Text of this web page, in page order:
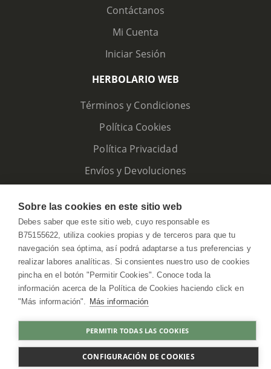
AGOTADO
Contáctanos
Mi Cuenta
Iniciar Sesión
HERBOLARIO WEB
Términos y Condiciones
Política Cookies
Política Privacidad
Envíos y Devoluciones
HerbolarioWeb © 2026. All Rights Reserved
Sobre las cookies en este sitio web
Debes saber que este sitio web, cuyo responsable es
B75155622, utiliza cookies propias y de terceros para que tu
navegación sea óptima, así podrá adaptarse a tus preferencias y
realizar labores analíticas. Si consientes nuestro uso de cookies
pincha en el botón "Permitir Cookies". Conoce toda la
información acerca de la Política de Cookies haciendo click en
"Más información". Más información
PERMITIR TODAS LAS COOKIES
CONFIGURACIÓN DE COOKIES